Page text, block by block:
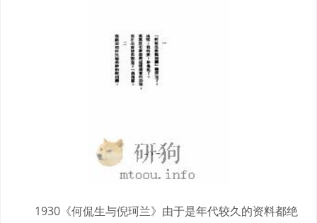
1930《何侃生与倪珂兰》由于是年代较久的资料都绝